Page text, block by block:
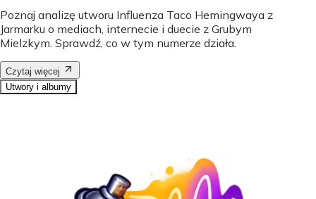
Poznaj analizę utworu Influenza Taco Hemingwaya z
Jarmarku o mediach, internecie i duecie z Grubym
Mielzkym. Sprawdź, co w tym numerze działa.
Czytaj więcej
Utwory i albumy